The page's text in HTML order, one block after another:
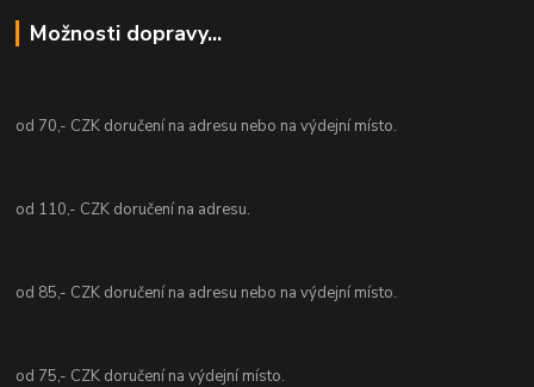
Možnosti dopravy...
od 70,- CZK doručení na adresu nebo na výdejní místo.
od 110,- CZK doručení na adresu.
od 85,- CZK doručení na adresu nebo na výdejní místo.
od 75,- CZK doručení na výdejní místo.